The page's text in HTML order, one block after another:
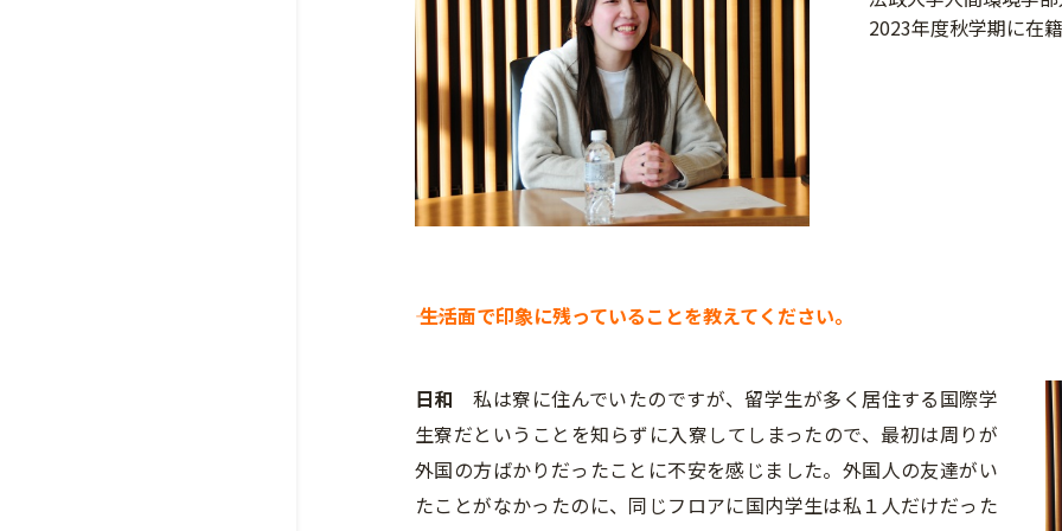
2023年度秋学期に在
―― 生活面で印象に残っていることを教えてください。
日和 私は寮に住んでいたのですが、留学生が多く居住する国際学
生寮だということを知らずに入寮してしまったので、最初は周りが
外国の方ばかりだったことに不安を感じました。外国人の友達がい
たことがなかったのに、同じフロアに国内学生は私１人だけだった